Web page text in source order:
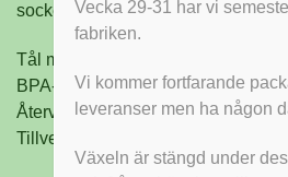
sockerrör och termoplastiska
Tål maskindisk
BPA-fri
Återvinningsbar
Tillverkad i Sverige
Vecka 29-31 har vi
fabriken.
Vi kommer fortfarande
leveranser men ha någon
Växeln är stängd under